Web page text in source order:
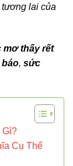
lai của
mơ thấy rết
báo, sức
Gì?
Cụ Thể